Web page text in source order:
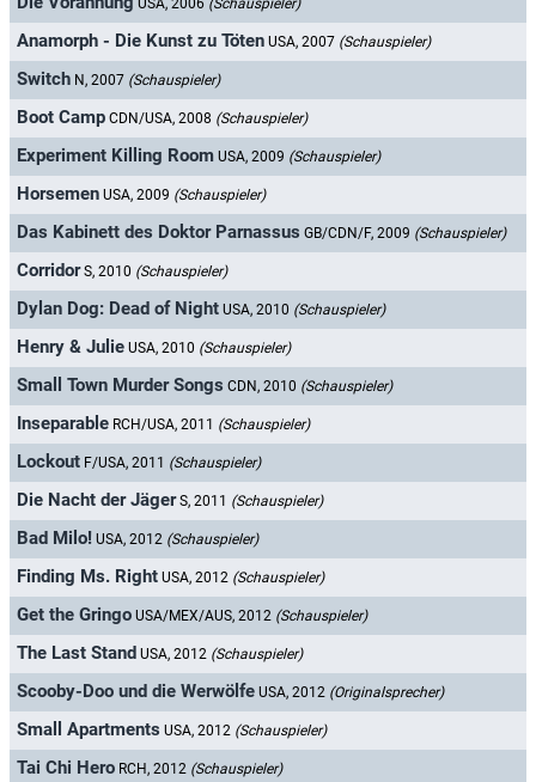
USA, 2006 (Schauspieler)
Anamorph - Die Kunst zu Töten USA, 2007 (Schauspieler)
Switch N, 2007 (Schauspieler)
Boot Camp CDN/USA, 2008 (Schauspieler)
Experiment Killing Room USA, 2009 (Schauspieler)
Horsemen USA, 2009 (Schauspieler)
Das Kabinett des Doktor Parnassus GB/CDN/F, 2009 (Schauspieler)
Corridor S, 2010 (Schauspieler)
Dylan Dog: Dead of Night USA, 2010 (Schauspieler)
Henry & Julie USA, 2010 (Schauspieler)
Small Town Murder Songs CDN, 2010 (Schauspieler)
Inseparable RCH/USA, 2011 (Schauspieler)
Lockout F/USA, 2011 (Schauspieler)
Die Nacht der Jäger S, 2011 (Schauspieler)
Bad Milo! USA, 2012 (Schauspieler)
Finding Ms. Right USA, 2012 (Schauspieler)
Get the Gringo USA/MEX/AUS, 2012 (Schauspieler)
The Last Stand USA, 2012 (Schauspieler)
Scooby-Doo und die Werwölfe USA, 2012 (Originalsprecher)
Small Apartments USA, 2012 (Schauspieler)
Tai Chi Hero RCH, 2012 (Schauspieler)